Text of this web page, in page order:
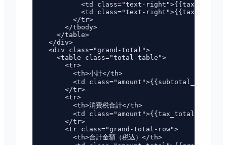
<td class="text-
<td class="text-
        </tr>
      </tbody>
    </table>
  </div>
  <div class="grand-total">
    <table class="total-table">
      <tr>
        <th>小計</th>
<td
      </tr>
      <tr>
        <th>消費税合計</th>
<td
      </tr>
      <tr class="grand-total-row">
        <th>合計金額（税込）</th>